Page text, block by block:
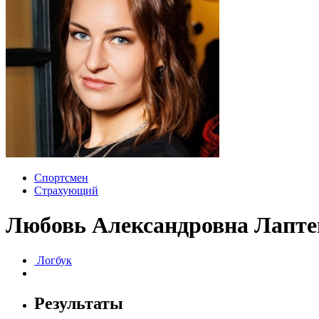
Спортсмен
Страхующий
Любовь Александровна
Логбук
Результаты